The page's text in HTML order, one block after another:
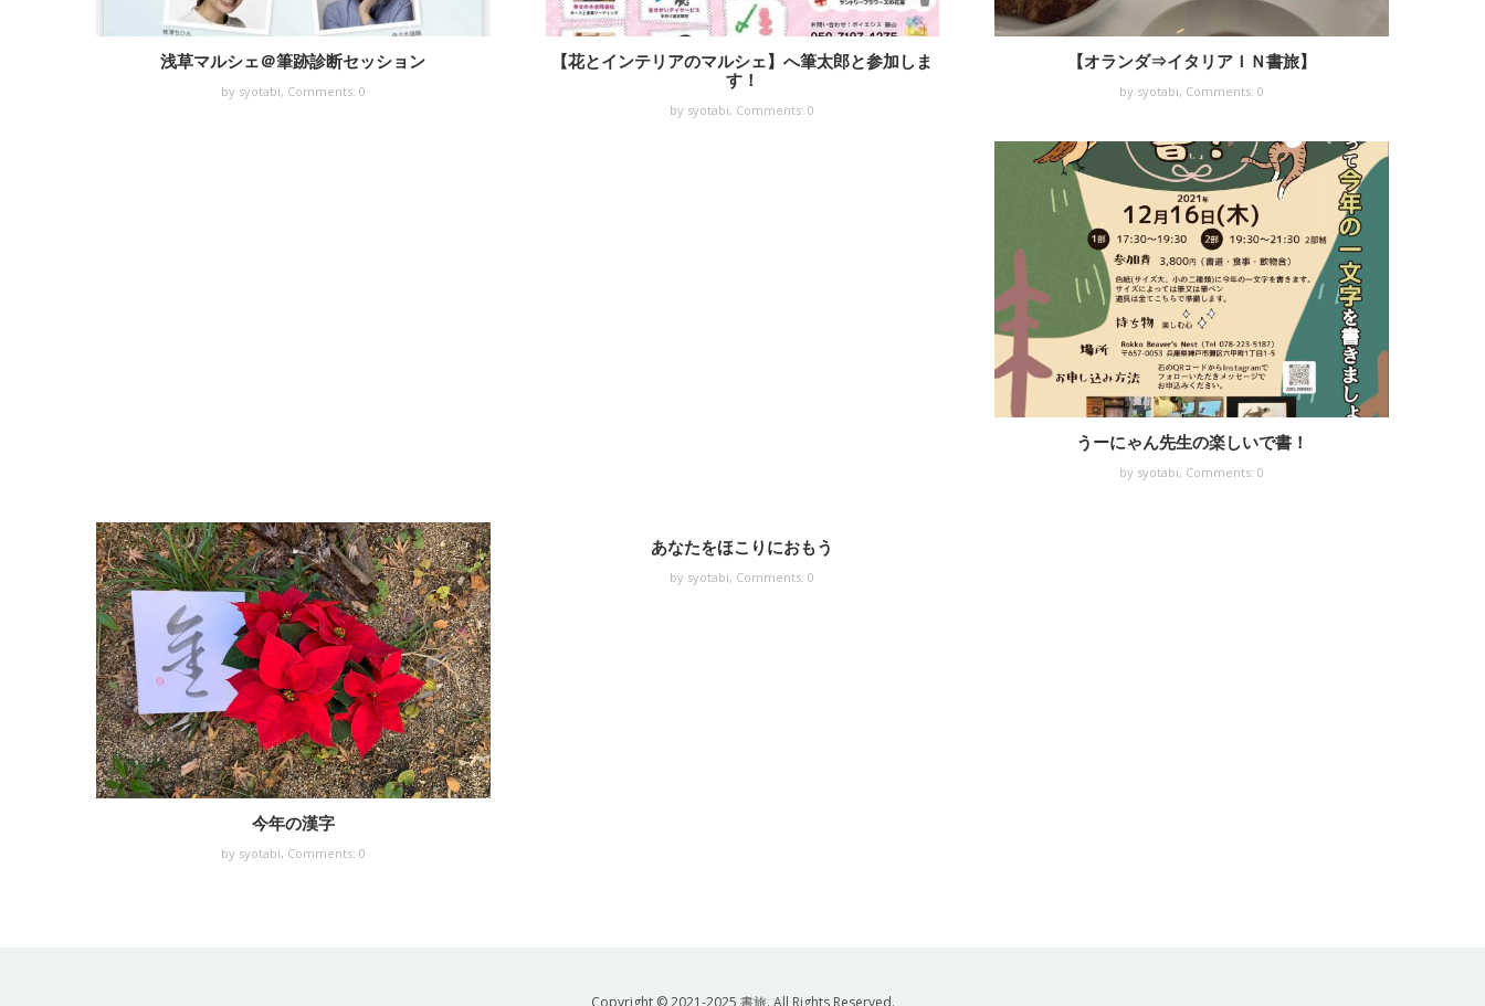
浅草マルシェ＠筆跡診断セッション
by syotabi, Comments: 0
【花とインテリアのマルシェ】へ筆太郎と参加しま
す！
by syotabi, Comments: 0
【オランダ⇒イタリアＩＮ書旅】
by syotabi, Comments: 0
うーにゃん先生の楽しいで書！
by syotabi, Comments: 0
今年の漢字
by syotabi, Comments: 0
あなたをほこりにおもう
by syotabi, Comments: 0
Copyright © 2021-2025 書旅. All Rights Reserved.